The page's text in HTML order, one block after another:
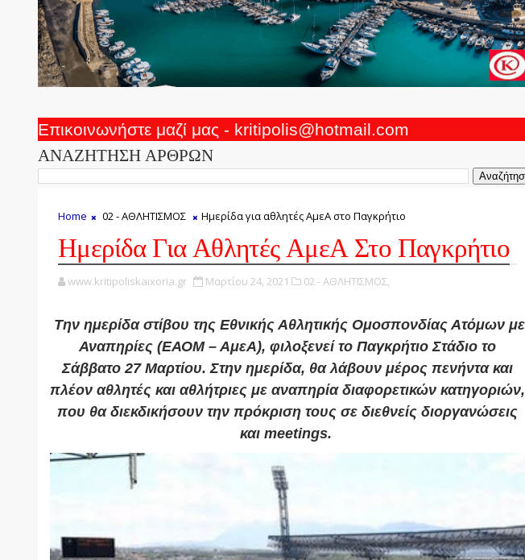
Επικοινωνήστε μαζί μας - kritipolis@hotmail.com
ΑΝΑΖΗΤΗΣΗ ΑΡΘΡΩΝ
Home 02 - ΑΘΛΗΤΙΣΜΟΣ Ημερίδα για αθλητές ΑμεΑ στο Παγκρήτιο
Ημερίδα Για Αθλητές ΑμεΑ Στο Παγκρήτιο
www.kritipoliskaixoria.gr Μαρτίου 24, 2021 02 - ΑΘΛΗΤΙΣΜΟΣ,
Την ημερίδα στίβου της Εθνικής Αθλητικής Ομοσπονδίας Ατόμων με
Αναπηρίες (ΕΑΟΜ – ΑμεΑ), φιλοξενεί το Παγκρήτιο Στάδιο το
Σάββατο 27 Μαρτίου. Στην ημερίδα, θα λάβουν μέρος πενήντα και
πλέον αθλητές και αθλήτριες με αναπηρία διαφορετικών κατηγοριών,
που θα διεκδικήσουν την πρόκριση τους σε διεθνείς διοργανώσεις
και meetings.